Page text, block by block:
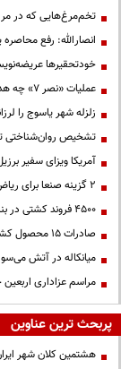
تخم‌مرغ‌هایی که در مرز
انصارالله: رفع
خودتحقیرها
عملیات «نصر ۷» چه هدفی را دنبال می‌کرد؟
زلزله شهر یاسوج را
تشخیص روان‌شناختی
آمریکا ویزای سفیر
۲ گزینه صنعا برای ریاض
۴۵۰۰ فروند کشتی در بنادر باهنر و شرق هرمزگان پهلو گرفتند
صادرات ۱۵ محصول کشاورزی آزاد شد
میانکاله در آتش
مراسم عزاداری
پربحث ترین عناوین
هشتمین کلان شهر